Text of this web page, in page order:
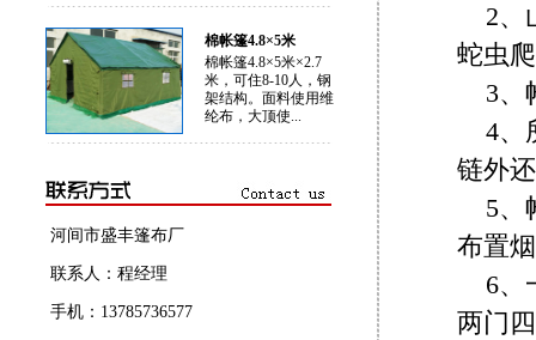
棉帐篷4.8×5米
棉帐篷4.8×5米×2.7
米，可住8-10人，钢
架结构。面料使用维
纶布，大顶使...
河间市盛丰篷布厂
联系人：程经理
手机：13785736577
2、
蛇虫
3、
4、
链外
5、
布置
6、
两门